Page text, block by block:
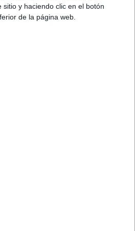
sitio y haciendo clic en el botón
de la página web.